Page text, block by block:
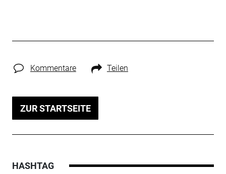
Kommentare Teilen
ZUR STARTSEITE
HASHTAG